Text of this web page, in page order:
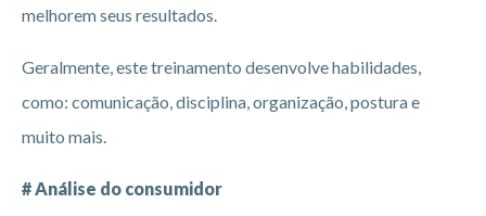
melhorem seus resultados.
Geralmente, este treinamento desenvolve habilidades,
como: comunicação, disciplina, organização, postura e
muito mais.
# Análise do consumidor